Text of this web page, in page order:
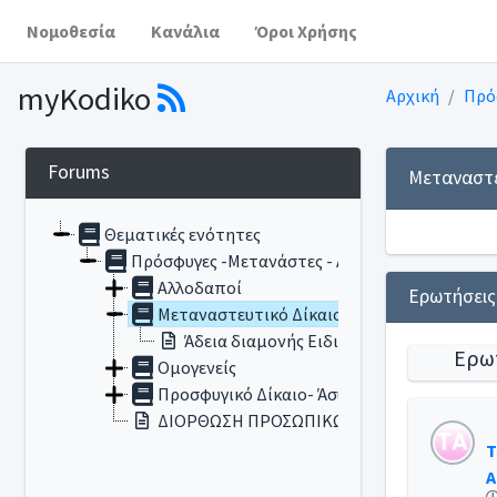
Νομοθεσία Κανάλια Όροι Χρήσης
myKodiko Αρχική
Forums
Θεματικές ενότητες
Πρόσφυγες -Μετανάστες - Αλλοδαποί
Αλλοδαποί
Μεταναστευτικό Δίκαιο- Άδεια Διαμονής
Άδεια διαμονής Ειδικού Σκοπού -
Ομογενείς
Προσφυγικό Δίκαιο- Άσυλο
ΔΙΟΡΘΩΣΗ ΠΡΟΣΩΠΙΚΩΝ ΣΤΟΙΧΕΙΩΝ